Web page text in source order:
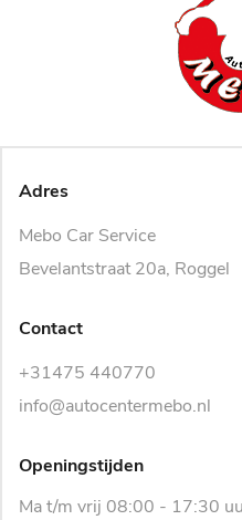
Adres
Mebo Car Service
Bevelantstraat 20a, Roggel
Contact
+31475 440770
info@autocentermebo.nl
Openingstijden
Ma t/m vrij 08:00 - 17:30